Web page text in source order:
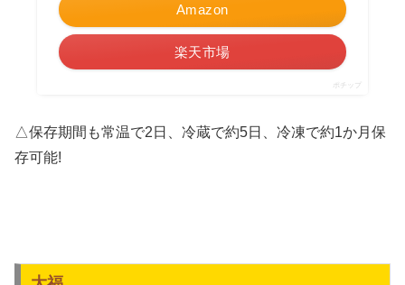
Amazon
楽天市場
ポチップ
△保存期間も常温で2日、冷蔵で約5日、冷凍で約1か月保
存可能!